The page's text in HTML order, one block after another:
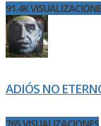
91.4K
ADIÓS NO